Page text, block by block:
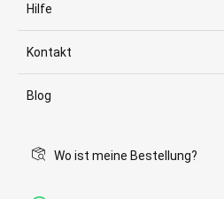
Hilfe
Kontakt
Blog
Wo ist meine Bestellung?